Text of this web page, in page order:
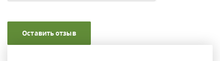
Оставить отзыв